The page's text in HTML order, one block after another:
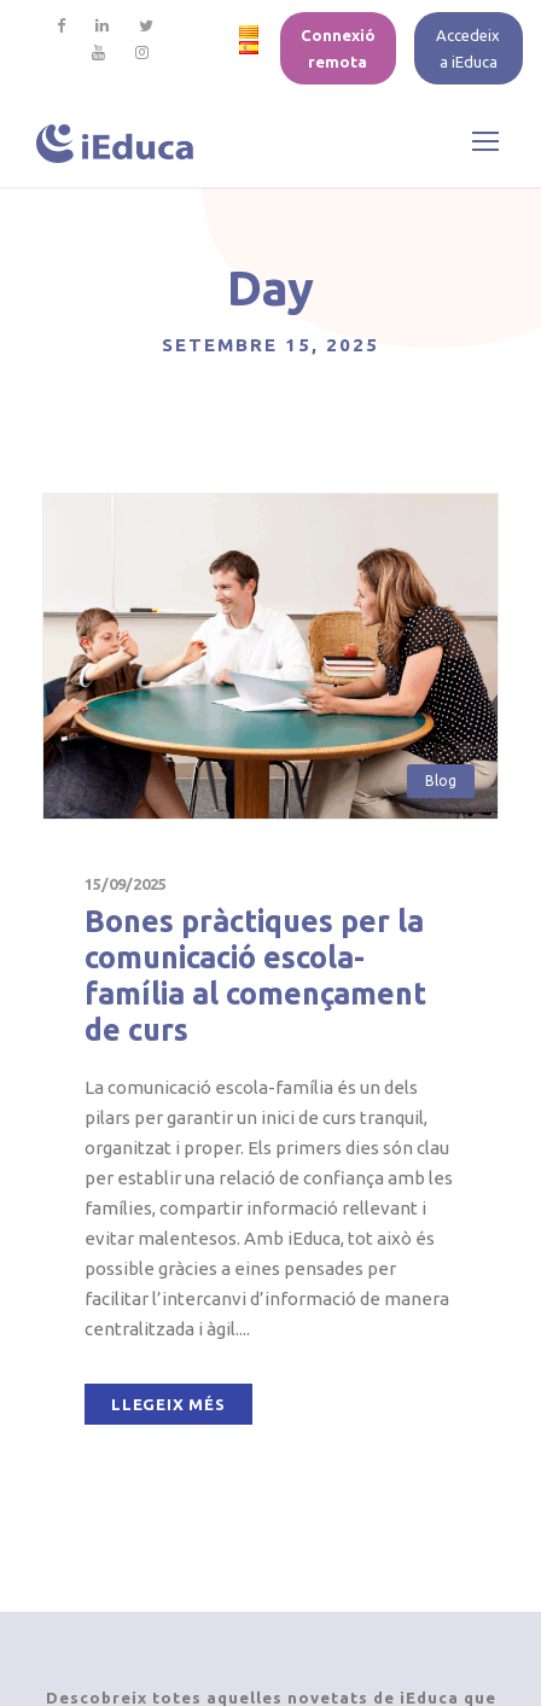
Connexió
remota
Accedeix
a iEduca
Day
SETEMBRE 15, 2025
Blog
15/09/2025
Bones pràctiques per la
comunicació escola-
família al començament
de curs
La comunicació escola-família és un dels
pilars per garantir un inici de curs tranquil,
organitzat i proper. Els primers dies són clau
per establir una relació de confiança amb les
famílies, compartir informació rellevant i
evitar malentesos. Amb iEduca, tot això és
possible gràcies a eines pensades per
facilitar l’intercanvi d’informació de manera
centralitzada i àgil....
LLEGEIX MÉS
Descobreix totes aquelles novetats de iEduca que